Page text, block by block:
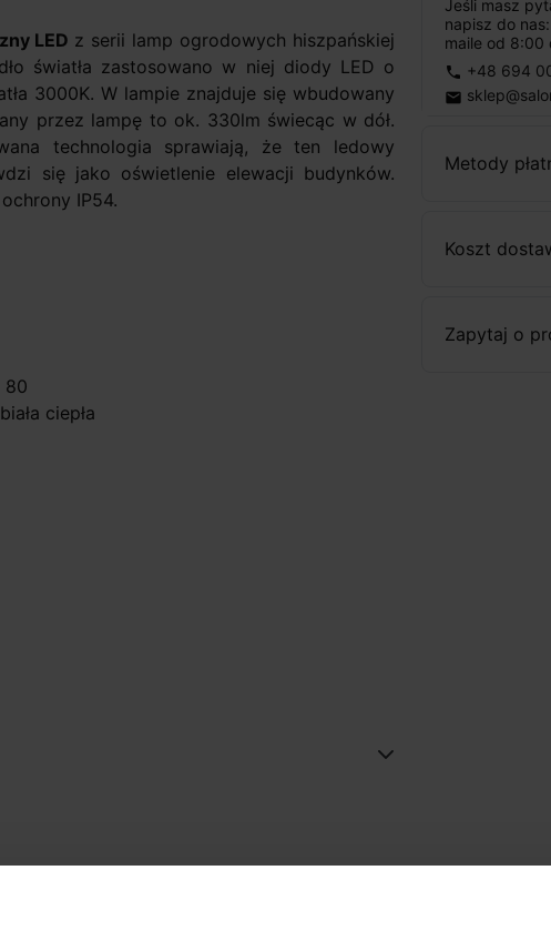
Jeśli masz
napisz do
maile od 8:00
phone +48 694
email
Metody
Koszt
Zapytaj o
LED z serii lamp ogrodowych hiszpańskiej
światła zastosowano w niej diody LED o
3000K. W lampie znajduje się wbudowany
przez lampę to ok. 330lm świecąc w dół.
technologia sprawiają, że ten ledowy
się jako oświetlenie elewacji budynków.
IP54.
80
ciepła